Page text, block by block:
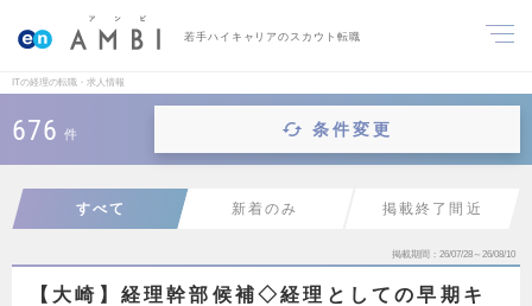
若手ハイキャリアのスカウト転職
ITの経理の転職・求人情報
676 件 条件変更
すべて 新着のみ 掲載終了間近
掲載期間 26/07/28～26/08/10
【大崎】経理幹部候補◇経理としての早期キ